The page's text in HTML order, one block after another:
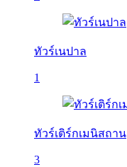
ทัวร์เนปาล
1
ทัวร์เติร์กเมนิสถาน
3